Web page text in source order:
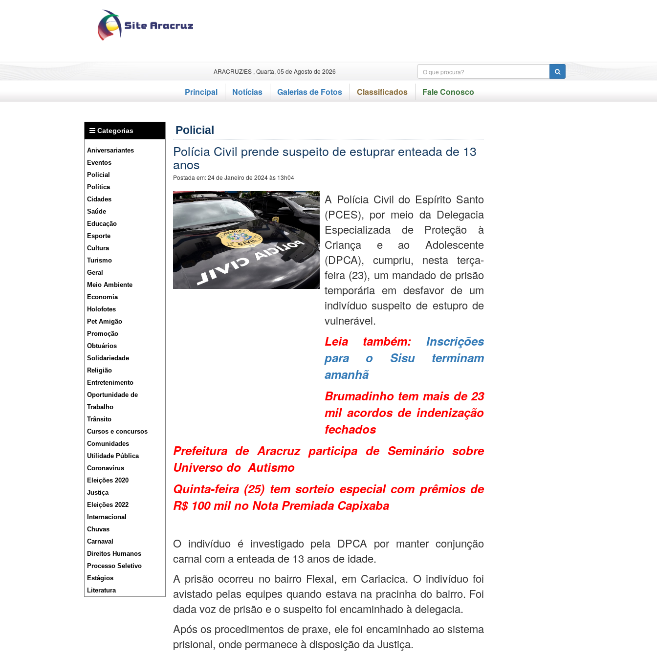
ARACRUZ/ES , Quarta, 05 de Agosto de 2026
Principal Notícias Galerias de Fotos Classificados Fale Conosco
Categorias
Aniversariantes
Eventos
Policial
Política
Cidades
Saúde
Educação
Esporte
Cultura
Turismo
Geral
Meio Ambiente
Economia
Holofotes
Pet Amigão
Promoção
Obtuários
Solidariedade
Religião
Entretenimento
Oportunidade de
Trabalho
Trânsito
Cursos e concursos
Comunidades
Utilidade Pública
Coronavírus
Eleições 2020
Justiça
Eleições 2022
Internacional
Chuvas
Carnaval
Direitos Humanos
Processo Seletivo
Estágios
Literatura
Policial
Polícia Civil prende suspeito de estuprar enteada de 13
anos
Postada em:24 de Janeiro de 2024 às 13h04
A Polícia Civil do Espírito Santo
(PCES), por meio da Delegacia
Especializada de Proteção à
Criança e ao Adolescente
(DPCA), cumpriu, nesta terça-
feira (23), um mandado de prisão
temporária em desfavor de um
indivíduo suspeito de estupro de
vulnerável.
Leia também:Inscrições
para o Sisu terminam
amanhã
Brumadinho tem mais de 23
mil acordos de indenização
fechados
Prefeitura de Aracruz participa de Seminário sobre
Universo do Autismo
Quinta-feira (25) tem sorteio especial com prêmios de
R$ 100 mil no Nota Premiada Capixaba
O indivíduo é investigado pela DPCA por manter conjunção
carnal com a enteada de 13 anos de idade.
A prisão ocorreu no bairro Flexal, em Cariacica. O indivíduo foi
avistado pelas equipes quando estava na pracinha do bairro. Foi
dada voz de prisão e o suspeito foi encaminhado à delegacia.
Após os procedimentos de praxe, ele foi encaminhado ao sistema
prisional, onde permanece à disposição da Justiça.